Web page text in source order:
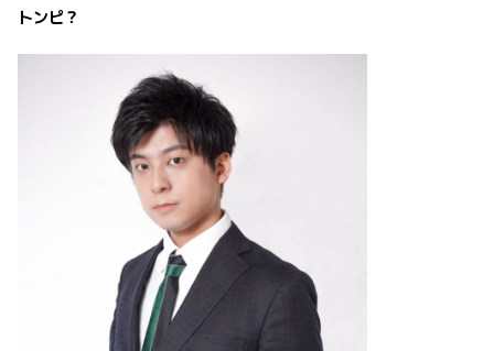
トンピ？